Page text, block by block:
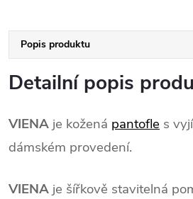
Popis produktu
Detailní popis
VIENA je kožená pantofle s
dámském provedení.
VIENA je šířkově stavitelná